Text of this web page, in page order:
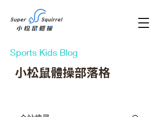
Sports Kids Blog
小松鼠體操部落格